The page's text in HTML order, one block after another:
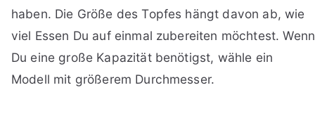
haben. Die Größe des Topfes hängt davon ab, wie
viel Essen Du auf einmal zubereiten möchtest. Wenn
Du eine große Kapazität benötigst, wähle ein
Modell mit größerem Durchmesser.